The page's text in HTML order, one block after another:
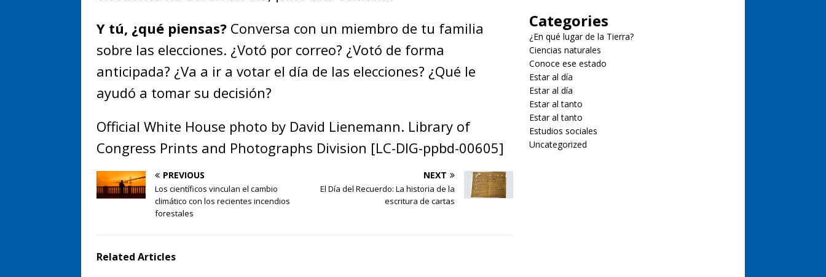
Y tú, ¿qué piensas? Conversa con un miembro de tu familia
sobre las elecciones. ¿Votó por correo? ¿Votó de forma
anticipada? ¿Va a ir a votar el día de las elecciones? ¿Qué le
ayudó a tomar su decisión?
Official White House photo by David Lienemann. Library of
Congress Prints and Photographs Division [LC-DIG-ppbd-00605]
PREVIOUS
Los científicos vinculan el cambio
climático con los recientes incendios
forestales
NEXT
El Día del Recuerdo: La historia de la
escritura de cartas
Related Articles
Categories
¿En qué lugar de la Tierra?
Ciencias naturales
Conoce ese estado
Estar al día
Estar al día
Estar al tanto
Estar al tanto
Estudios sociales
Uncategorized